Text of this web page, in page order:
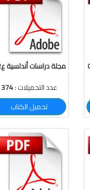
مجلة دراسات أندلسية ع02
عدد التحميلات :374
تحميل الكتاب